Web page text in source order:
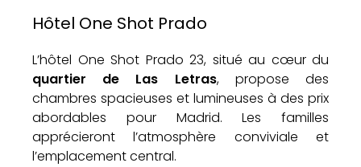
Hôtel One Shot Prado
L’hôtel One Shot Prado 23, situé au cœur du
quartier de Las Letras, propose des
chambres spacieuses et lumineuses à des prix
abordables pour Madrid. Les familles
apprécieront l’atmosphère conviviale et
l’emplacement central.